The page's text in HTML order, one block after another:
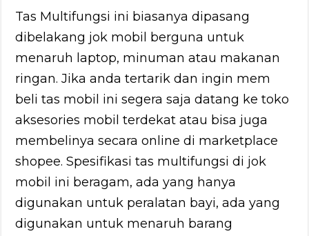
Tas Multifungsi ini biasanya dipasang
dibelakang jok mobil berguna untuk
menaruh laptop, minuman atau makanan
ringan. Jika anda tertarik dan ingin mem
beli tas mobil ini segera saja datang ke toko
aksesories mobil terdekat atau bisa juga
membelinya secara online di marketplace
shopee. Spesifikasi tas multifungsi di jok
mobil ini beragam, ada yang hanya
digunakan untuk peralatan bayi, ada yang
digunakan untuk menaruh barang